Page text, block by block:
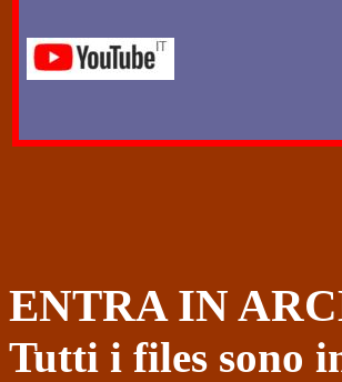
ENTRA IN
Tutti i files sono